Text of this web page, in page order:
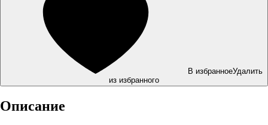
В избранноеУдалить
из избранного
Описание